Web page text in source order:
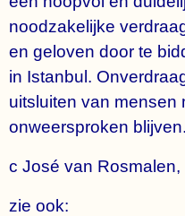
noodzakelijke
en geloven door te
in Istanbul.
uitsluiten van mensen
onweersproken
c José van
zie ook: